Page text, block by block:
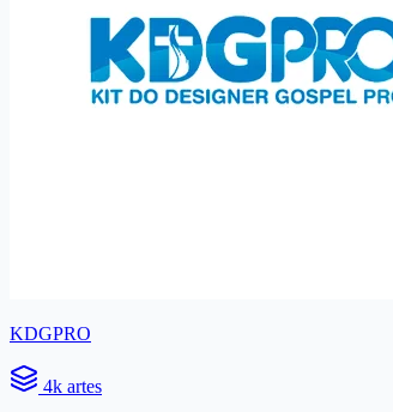
KDGPRO
4k artes